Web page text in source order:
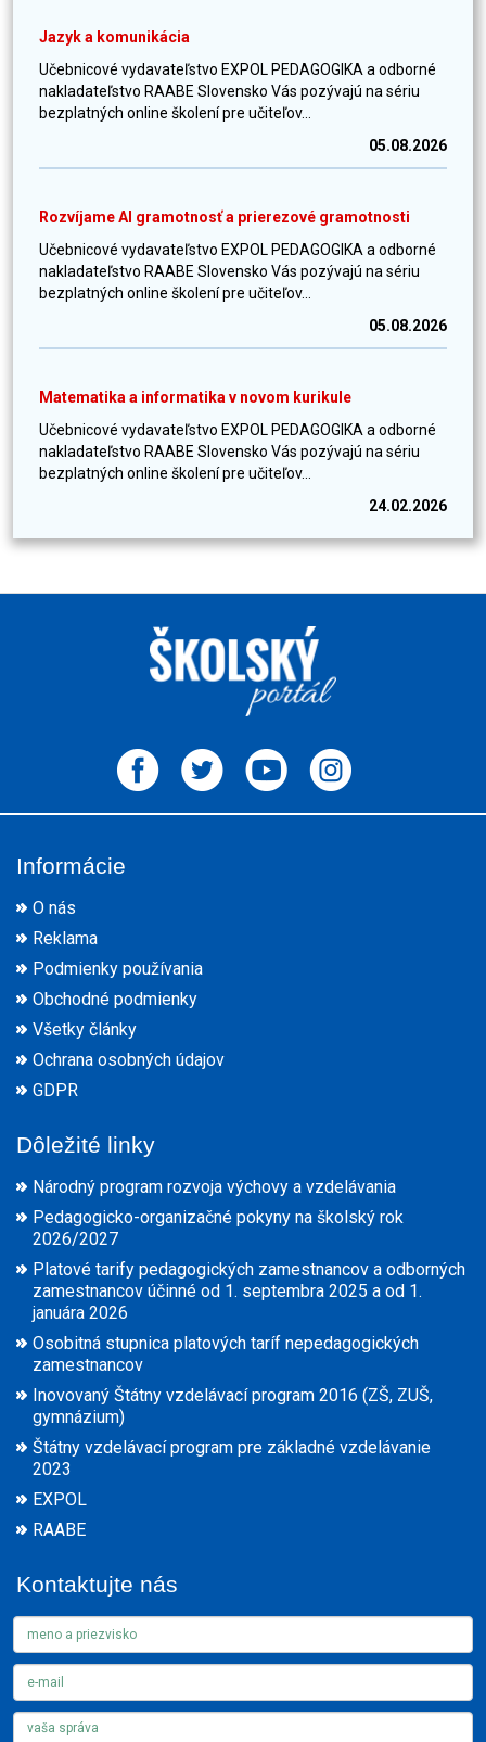
Jazyk a komunikácia
Učebnicové vydavateľstvo EXPOL PEDAGOGIKA a odborné
nakladateľstvo RAABE Slovensko Vás pozývajú na sériu
bezplatných online školení pre učiteľov...
05.08.2026
Rozvíjame AI gramotnosť a prierezové gramotnosti
Učebnicové vydavateľstvo EXPOL PEDAGOGIKA a odborné
nakladateľstvo RAABE Slovensko Vás pozývajú na sériu
bezplatných online školení pre učiteľov...
05.08.2026
Matematika a informatika v novom kurikule
Učebnicové vydavateľstvo EXPOL PEDAGOGIKA a odborné
nakladateľstvo RAABE Slovensko Vás pozývajú na sériu
bezplatných online školení pre učiteľov...
24.02.2026
Informácie
O nás
Reklama
Podmienky používania
Obchodné podmienky
Všetky články
Ochrana osobných údajov
GDPR
Dôležité linky
Národný program rozvoja výchovy a vzdelávania
Pedagogicko-organizačné pokyny na školský rok
2026/2027
Platové tarify pedagogických zamestnancov a odborných
zamestnancov účinné od 1. septembra 2025 a od 1.
januára 2026
Osobitná stupnica platových taríf nepedagogických
zamestnancov
Inovovaný Štátny vzdelávací program 2016 (ZŠ, ZUŠ,
gymnázium)
Štátny vzdelávací program pre základné vzdelávanie
2023
EXPOL
RAABE
Kontaktujte nás